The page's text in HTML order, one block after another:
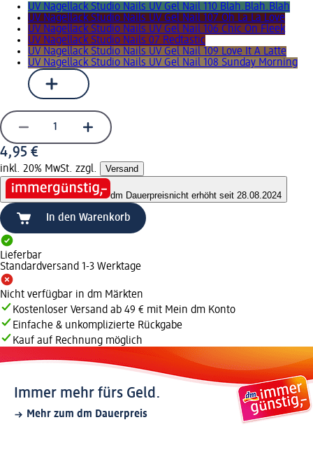
UV Nagellack Studio Nails UV Gel Nail 110 Blah.Blah.Blah
UV Nagellack Studio Nails UV Gel Nail 107 Oh La La Love
UV Nagellack Studio Nails UV Gel Nail 106 Chic On Fleek
UV Nagellack Studio Nails 07 Redtastic
UV Nagellack Studio Nails UV Gel Nail 109 Love It A Latte
UV Nagellack Studio Nails UV Gel Nail 108 Sunday Morning
4,95 €
inkl. 20% MwSt. zzgl. Versand
dm Dauerpreisnicht erhöht seit 28.08.2024
In den Warenkorb
Lieferbar
Standardversand 1-3 Werktage
Nicht verfügbar in dm Märkten
Kostenloser Versand ab 49 € mit Mein dm Konto
Einfache & unkomplizierte Rückgabe
Kauf auf Rechnung möglich
Immer mehr fürs Geld.
Mehr zum dm Dauerpreis